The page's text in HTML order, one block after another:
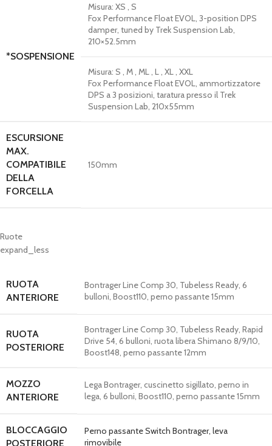
*SOSPENSIONE
Misura: XS , S
Fox Performance Float EVOL, 3-position DPS
damper, tuned by Trek Suspension Lab,
210×52.5mm
Misura: S , M , ML , L , XL , XXL
Fox Performance Float EVOL, ammortizzatore
DPS a 3 posizioni, taratura presso il Trek
Suspension Lab, 210x55mm
ESCURSIONE
MAX.
COMPATIBILE
DELLA
FORCELLA
150mm
Ruote
expand_less
RUOTA
ANTERIORE
Bontrager Line Comp 30, Tubeless Ready, 6
bulloni, Boost110, perno passante 15mm
RUOTA
POSTERIORE
Bontrager Line Comp 30, Tubeless Ready, Rapid
Drive 54, 6 bulloni, ruota libera Shimano 8/9/10,
Boost148, perno passante 12mm
MOZZO
ANTERIORE
Lega Bontrager, cuscinetto sigillato, perno in
lega, 6 bulloni, Boost110, perno passante 15mm
BLOCCAGGIO
POSTERIORE
Perno passante Switch Bontrager, leva
rimovibile